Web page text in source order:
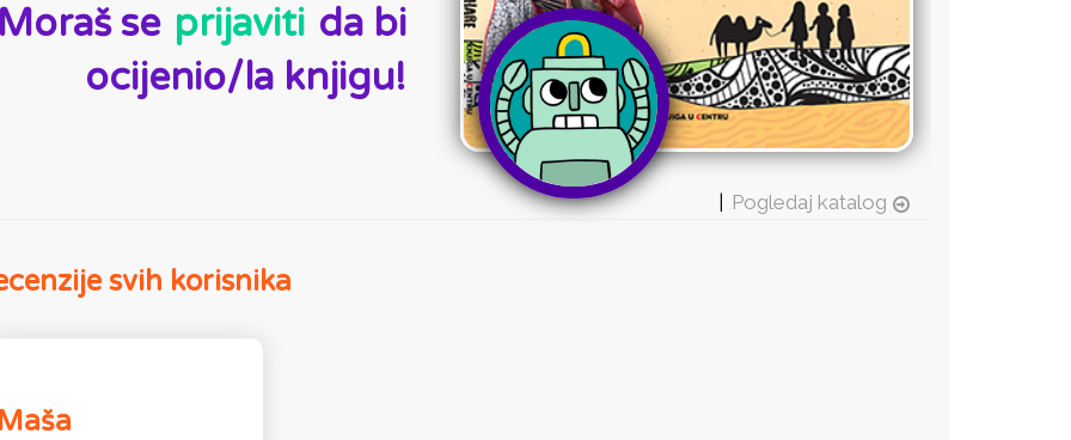
se prijaviti da bi
ocijenio/la knjigu!
| Pogledaj katalog
svih korisnika